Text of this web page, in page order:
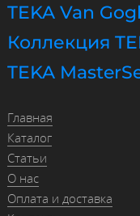
TEKA Van
Коллекция
TEKA
Главная
Каталог
Статьи
О нас
Оплата и доставка